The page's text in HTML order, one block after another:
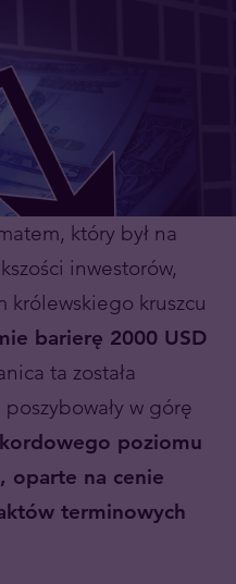
który był na
inwestorów,
królewskiego kruszcu
barierę 2000 USD
ta została
poszybowały w górę
poziomu
oparte na cenie
terminowych